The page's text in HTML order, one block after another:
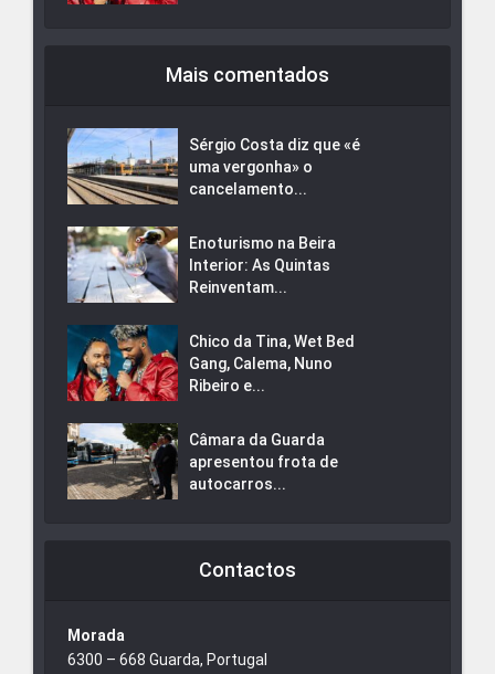
Mais comentados
Sérgio Costa diz que «é
uma vergonha» o
cancelamento...
Enoturismo na Beira
Interior: As Quintas
Reinventam...
Chico da Tina, Wet Bed
Gang, Calema, Nuno
Ribeiro e...
Câmara da Guarda
apresentou frota de
autocarros...
Contactos
Morada
6300 – 668 Guarda, Portugal